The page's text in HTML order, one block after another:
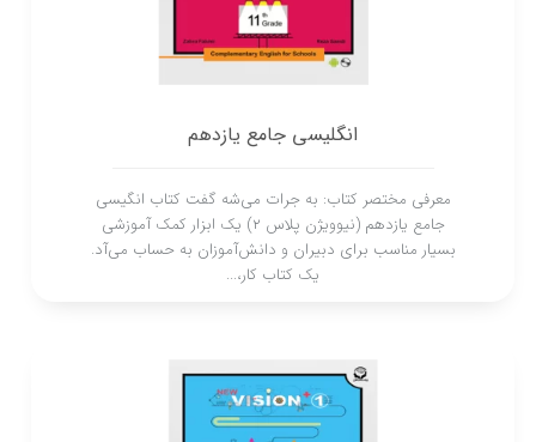
انگلیسی جامع یازدهم
معرفی مختصر کتاب: به جرات می‌شه گفت کتاب انگیسی
جامع یازدهم (نیوویژن پلاس 2) یک ابزار کمک‌ آموزشی
بسیار مناسب برای دبیران و دانش‌آموزان به حساب می‌آد.
یک کتاب کار،...